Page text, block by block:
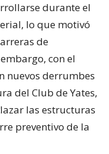
durante el
lo que motivó
de
con el
nuevos derrumbes
del Club de Yates,
las estructuras
preventivo de la